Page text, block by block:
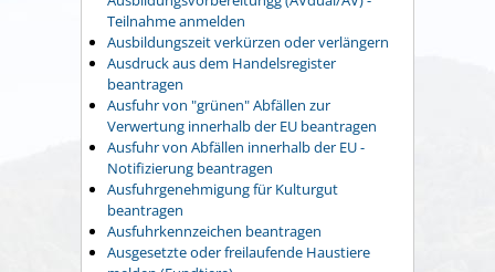
Teilnahme anmelden
Ausbildungszeit verkürzen oder verlängern
Ausdruck aus dem Handelsregister
beantragen
Ausfuhr von "grünen" Abfällen zur
Verwertung innerhalb der EU beantragen
Ausfuhr von Abfällen innerhalb der EU -
Notifizierung beantragen
Ausfuhrgenehmigung für Kulturgut
beantragen
Ausfuhrkennzeichen beantragen
Ausgesetzte oder freilaufende Haustiere